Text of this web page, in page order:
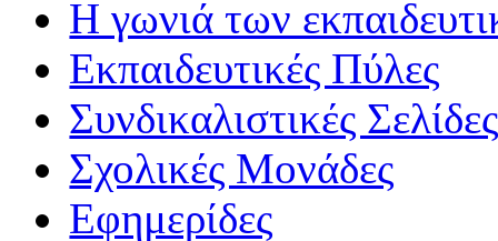
Η γωνιά των
Εκπαιδευτικές Πύλες
Συνδικαλιστικές Σελίδες
Σχολικές Μονάδες
Εφημερίδες